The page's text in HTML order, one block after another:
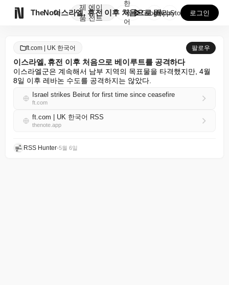
TheNote
제
품
에이
전트
이스라엘, 휴전 이후 처음으로 베이루트를 공격하다
한
국
어
GooglePlay
AppStore 로그인
ft.com | UK 한국어 팔로우
이스라엘, 휴전 이후 처음으로 베이루트를 공격하다
이스라엘군은 계속해서 남부 지역의 목표물을 타격했지만, 4월
8일 이후 레바논 수도를 공격하지는 않았다.
Israel strikes Beirut for first time since ceasefire
ft.com
ft.com | UK 한국어 RSS
thenote.app
RSS Hunter•5월 6일